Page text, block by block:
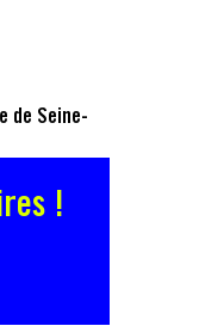
de Seine-
!